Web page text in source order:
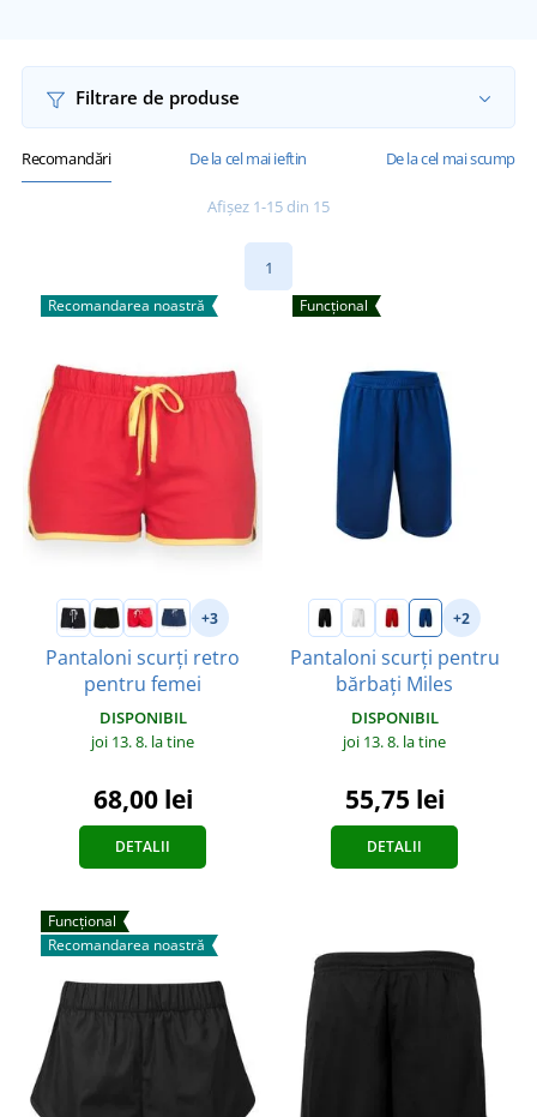
Filtrare de produse
Recomandări De la cel mai ieftin De la cel mai scump
Afișez 1-15 din 15
1
Recomandarea noastră
+3
Pantaloni scurți retro
pentru femei
DISPONIBIL
joi 13. 8. la tine
68,00 lei
DETALII
Funcțional
+2
Pantaloni scurți pentru
bărbați Miles
DISPONIBIL
joi 13. 8. la tine
55,75 lei
DETALII
Funcțional
Recomandarea noastră